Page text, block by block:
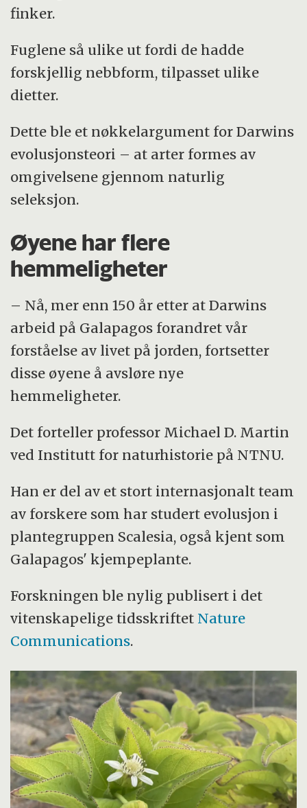
finker.
Fuglene så ulike ut fordi de hadde
forskjellig nebbform, tilpasset ulike
dietter.
Dette ble et nøkkelargument for Darwins
evolusjonsteori – at arter formes av
omgivelsene gjennom naturlig
seleksjon.
Øyene har flere
hemmeligheter
– Nå, mer enn 150 år etter at Darwins
arbeid på Galapagos forandret vår
forståelse av livet på jorden, fortsetter
disse øyene å avsløre nye
hemmeligheter.
Det forteller professor Michael D. Martin
ved Institutt for naturhistorie på NTNU.
Han er del av et stort internasjonalt team
av forskere som har studert evolusjon i
plantegruppen Scalesia, også kjent som
Galapagos' kjempeplante.
Forskningen ble nylig publisert i det
vitenskapelige tidsskriftet Nature
Communications.